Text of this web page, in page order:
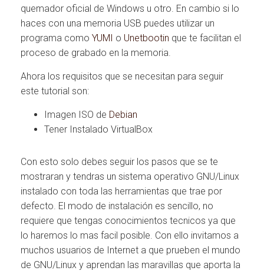
quemador oficial de Windows u otro. En cambio si lo
haces con una memoria USB puedes utilizar un
programa como YUMI o Unetbootin que te facilitan el
proceso de grabado en la memoria.
Ahora los requisitos que se necesitan para seguir
este tutorial son:
Imagen ISO de Debian
Tener Instalado VirtualBox
Con esto solo debes seguir los pasos que se te
mostraran y tendras un sistema operativo GNU/Linux
instalado con toda las herramientas que trae por
defecto. El modo de instalación es sencillo, no
requiere que tengas conocimientos tecnicos ya que
lo haremos lo mas facil posible. Con ello invitamos a
muchos usuarios de Internet a que prueben el mundo
de GNU/Linux y aprendan las maravillas que aporta la